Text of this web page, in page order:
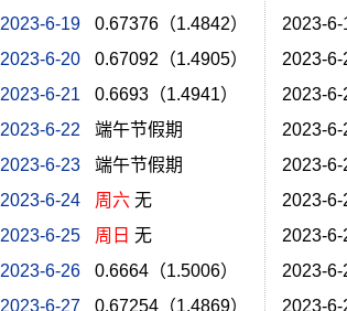
2023-6-19
0.67376（1.4842）
2023-6-20
0.67092（1.4905）
2023-6-21
0.6693（1.4941）
2023-6-22
端午节假期
2023-6-23
端午节假期
2023-6-24
周六无
2023-6-25
周日 无
2023-6-26
0.6664（1.5006）
2023-6-27
0.67254（1.4869）
2023-
2023-
2023-
2023-
2023-
2023-
2023-
2023-
2023-